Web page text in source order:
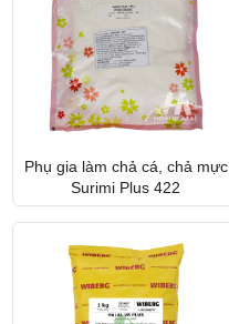
Phụ gia làm chả cá, chả mực
Surimi Plus 422